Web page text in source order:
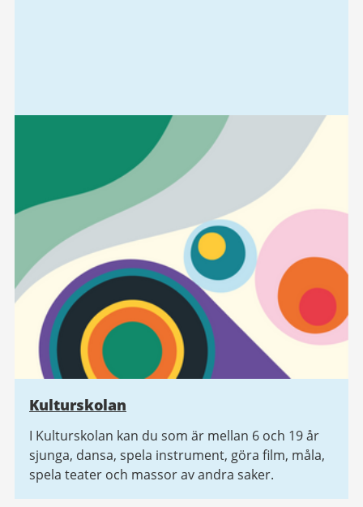
Kulturskolan
I Kulturskolan kan du som är mellan 6 och 19 år
sjunga, dansa, spela instrument, göra film, måla,
spela teater och massor av andra saker.